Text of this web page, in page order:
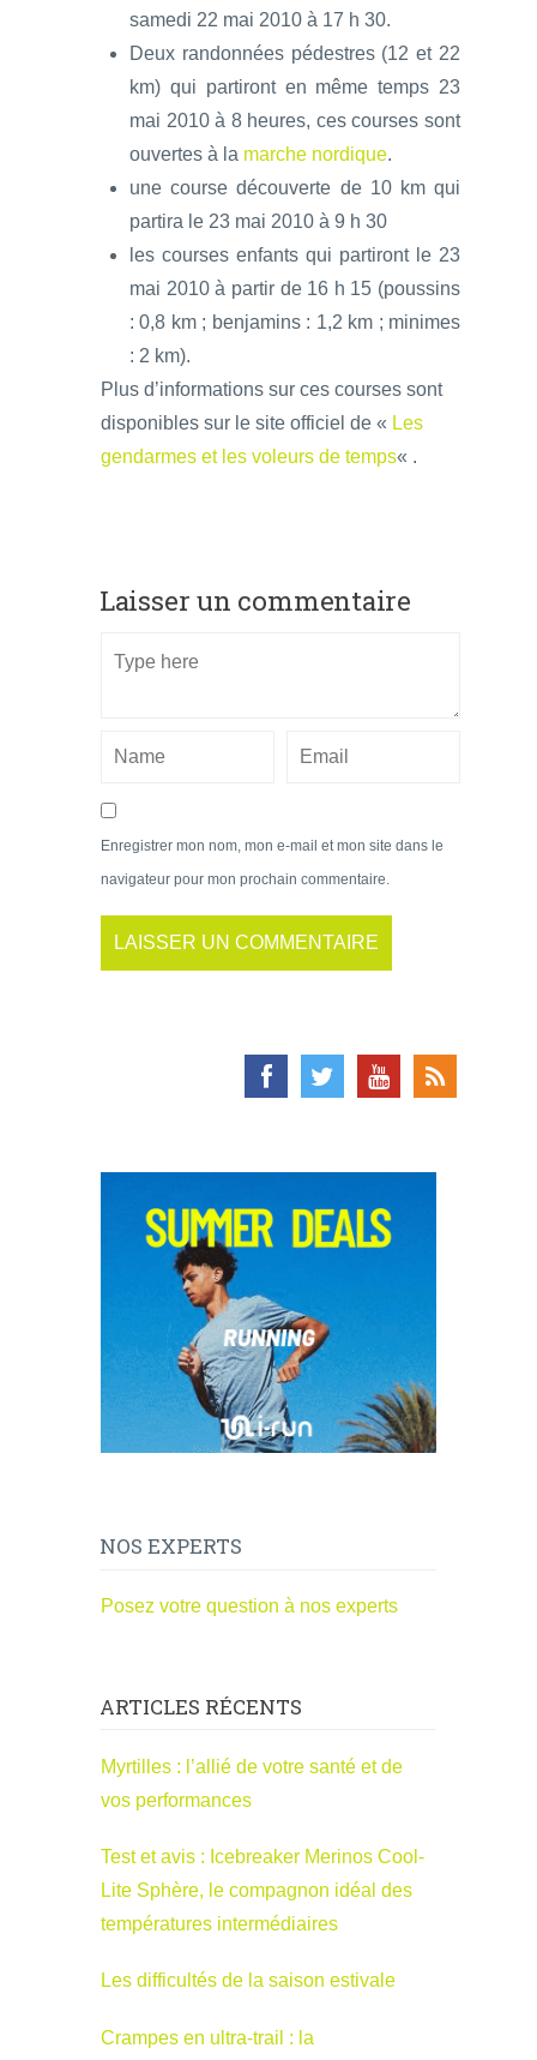
samedi 22 mai 2010 à 17 h 30.
Deux randonnées pédestres (12 et 22
km) qui partiront en même temps 23
mai 2010 à 8 heures, ces courses sont
ouvertes à la marche nordique.
une course découverte de 10 km qui
partira le 23 mai 2010 à 9 h 30
les courses enfants qui partiront le 23
mai 2010 à partir de 16 h 15 (poussins
: 0,8 km ; benjamins : 1,2 km ; minimes
: 2 km).
Plus d’informations sur ces courses sont
disponibles sur le site officiel de « Les
gendarmes et les voleurs de temps« .
Laisser un commentaire
Enregistrer mon nom, mon e-mail et mon site dans le
navigateur pour mon prochain commentaire.
NOS EXPERTS
Posez votre question à nos experts
ARTICLES RÉCENTS
Myrtilles : l’allié de votre santé et de
vos performances
Test et avis : Icebreaker Merinos Cool-
Lite Sphère, le compagnon idéal des
températures intermédiaires
Les difficultés de la saison estivale
Crampes en ultra-trail : la